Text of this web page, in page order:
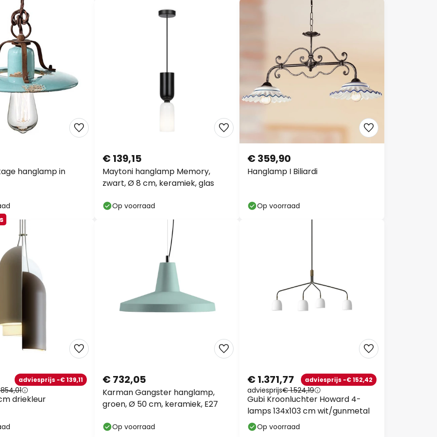
hanglamp in
Maytoni hanglamp Memory,
zwart, Ø 8 cm, keramiek, glas
€ 139,15
Op voorraad
Hanglamp I Biliardi
€ 359,90
Op voorraad
driekleur
adviesprijs -€ 139,11
Karman Gangster hanglamp,
groen, Ø 50 cm, keramiek, E27
€ 732,05
Op voorraad
Gubi Kroonluchter Howard 4-
lamps 134x103 cm wit/gunmetal
€ 1.371,77 adviesprijs -€ 152,42
adviesprijs€ 1.524,19
Op voorraad